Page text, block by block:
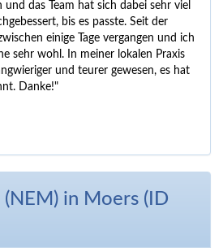
das Team hat sich dabei sehr viel
bis es passte. Seit der
einige Tage vergangen und ich
sehr wohl. In meiner lokalen Praxis
und teurer gewesen, es hat
Danke!"
in Moers (ID